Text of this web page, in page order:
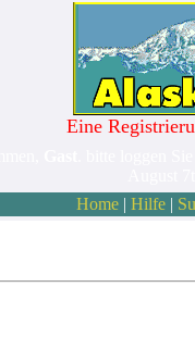
Eine
Home| Hilfe|